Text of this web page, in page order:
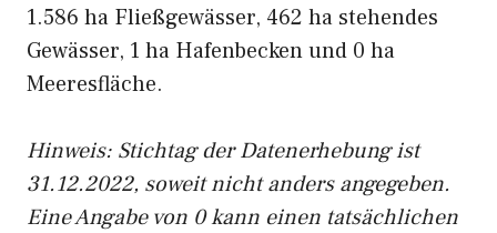
1.586 ha Fließgewässer, 462 ha stehendes
Gewässer, 1 ha Hafenbecken und 0 ha
Meeresfläche.
Hinweis: Stichtag der Datenerhebung ist
31.12.2022, soweit nicht anders angegeben.
Eine Angabe von 0 kann einen tatsächlichen